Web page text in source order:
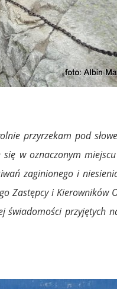
przyrzekam pod
w oznaczonym
zaginionego i
Zastępcy i Kierowników
świadomości przyjętych